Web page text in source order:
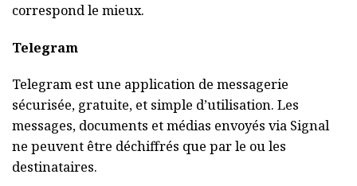
correspond le mieux.
Telegram
Telegram est une application de messagerie
sécurisée, gratuite, et simple d’utilisation. Les
messages, documents et médias envoyés via Signal
ne peuvent être déchiffrés que par le ou les
destinataires.